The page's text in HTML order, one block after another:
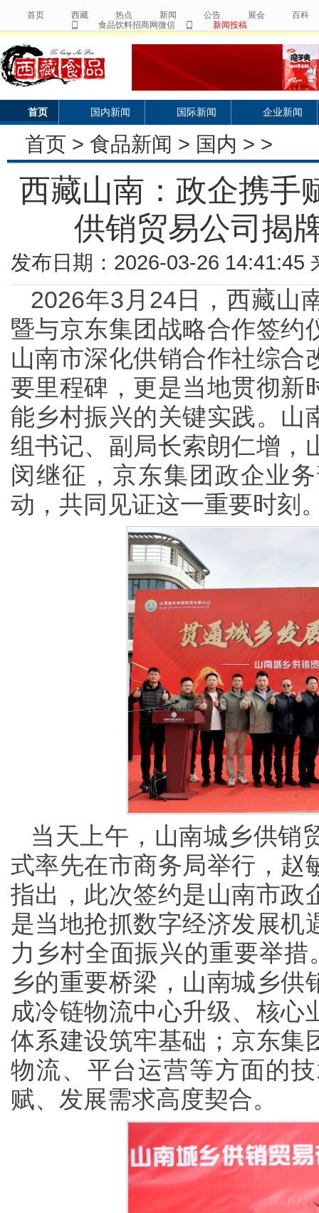
首页 西藏 热点 新闻 公告 展会
百科
食品饮料招商网微信
新闻投稿
首页 国内新闻 国际新闻 企业新闻
首页 > 食品新闻 > 国内 > >
西藏山南：政企携手
供销贸易公司揭
发布日期：2026-03-26 14:41:45
2026年3月24日，西藏山
暨与京东集团战略合作签约
山南市深化供销合作社综合
要里程碑，更是当地贯彻新
能乡村振兴的关键实践。山
组书记、副局长索朗仁增，
闵继征，京东集团政企业
动，共同见证这一重要时刻
当天上午，山南城乡供销
式率先在市商务局举行，赵
指出，此次签约是山南市政
是当地抢抓数字经济发展机
力乡村全面振兴的重要举措
乡的重要桥梁，山南城乡
成冷链物流中心升级、核心
体系建设筑牢基础；京东集
物流、平台运营等方面的
赋、发展需求高度契合。